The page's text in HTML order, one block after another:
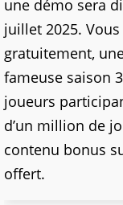
une démo sera
juillet 2025.
gratuitement,
fameuse saison
joueurs
d’un million de
contenu bonus
offert.